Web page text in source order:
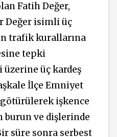
Fatih Değer,
Değer isimli üç
trafik kurallarına
tepki
üç kardeş
İlçe Emniyet
işkence
burun ve dişlerinde
süre sonra serbest